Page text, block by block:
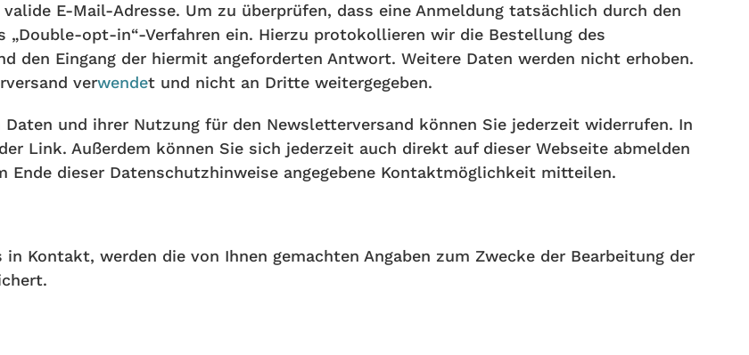
E-Mail-Adresse. Um zu überprüfen, dass eine Anmeldung tatsächlich durch den
opt-in“-Verfahren ein. Hierzu protokollieren wir die Bestellung des
den Eingang der hiermit angeforderten Antwort. Weitere Daten werden nicht erhoben.
verwendet und nicht an Dritte weitergegeben.
und ihrer Nutzung für den Newsletterversand können Sie jederzeit widerrufen. In
Link. Außerdem können Sie sich jederzeit auch direkt auf dieser Webseite abmelden
Ende dieser Datenschutzhinweise angegebene Kontaktmöglichkeit mitteilen.
Kontakt, werden die von Ihnen gemachten Angaben zum Zwecke der Bearbeitung der